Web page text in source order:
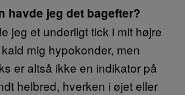
havde jeg det bagefter?
jeg et underligt tick i mit højre
mig hypokonder, men
er altså ikke en indikator på
helbred, hverken i øjet eller